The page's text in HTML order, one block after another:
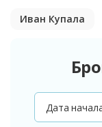
Иван Купала
Дата